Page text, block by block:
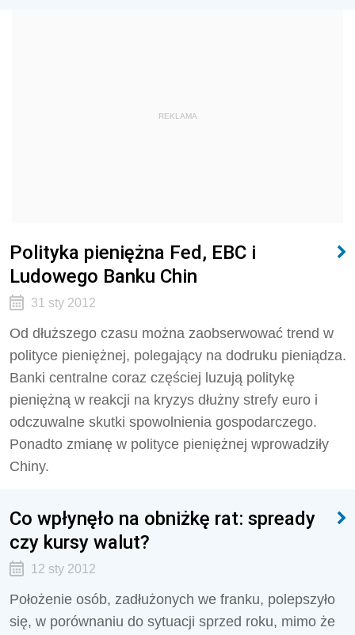
REKLAMA
Polityka pieniężna Fed, EBC i
Ludowego Banku Chin
31 sty 2012
Od dłuższego czasu można zaobserwować trend w
polityce pieniężnej, polegający na dodruku pieniądza.
Banki centralne coraz częściej luzują politykę
pieniężną w reakcji na kryzys dłużny strefy euro i
odczuwalne skutki spowolnienia gospodarczego.
Ponadto zmianę w polityce pieniężnej wprowadziły
Chiny.
Co wpłynęło na obniżkę rat: spready
czy kursy walut?
12 sty 2012
Położenie osób, zadłużonych we franku, polepszyło
się, w porównaniu do sytuacji sprzed roku, mimo że